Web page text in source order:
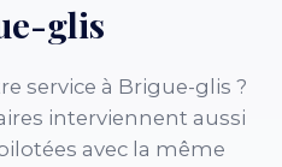
glis
service à Brigue-glis ?
interviennent aussi
avec la même